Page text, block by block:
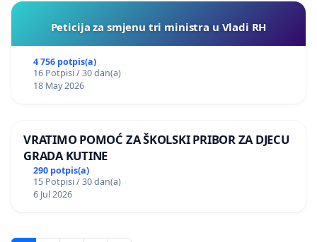
Peticija za smjenu tri ministra u Vladi RH
4 756 potpis(a)
16 Potpisi / 30 dan(a)
18 May 2026
VRATIMO POMOĆ ZA ŠKOLSKI PRIBOR ZA DJECU
GRADA KUTINE
290 potpis(a)
15 Potpisi / 30 dan(a)
6 Jul 2026